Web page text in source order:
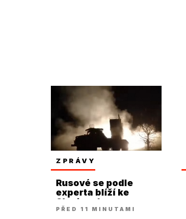
ZPRÁVY
Rusové se podle
experta blíží ke
Slavjansku a
Kramatorsku
PŘED 11 MINUTAMI